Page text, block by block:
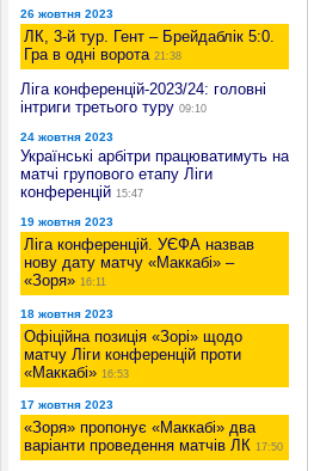
26 жовтня 2023
ЛК, 3-й тур. Гент – Брейдаблік 5:0.
Гра в одні ворота 21:38
Ліга конференцій-2023/24: головні
інтриги третього туру 09:10
24 жовтня 2023
Українські арбітри працюватимуть на
матчі групового етапу Ліги
конференцій 15:47
19 жовтня 2023
Ліга конференцій. УЄФА назвав
нову дату матчу «Маккабі» –
«Зоря» 16:11
18 жовтня 2023
Офіційна позиція «Зорі» щодо
матчу Ліги конференцій проти
«Маккабі» 16:53
17 жовтня 2023
«Зоря» пропонує «Маккабі» два
варіанти проведення матчів ЛК 17:50